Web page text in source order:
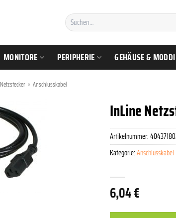
Suchen
nach:
MONITORE PERIPHERIE GEHÄUSE &
Netzstecker » Anschlusskabel
InLine
6,04€
Artikelnummer:
Kategorie:Anschlusskabel